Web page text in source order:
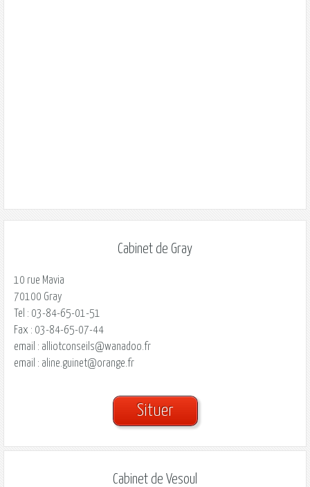
Cabinet de Gray
10 rue Mavia
70100 Gray
Tel : 03-84-65-01-51
Fax : 03-84-65-07-44
email : alliotconseils@wanadoo.fr
email : aline.guinet@orange.fr
Situer
Cabinet de Vesoul